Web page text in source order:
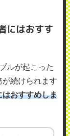
にはおすす
ルが起こった
続けられます
おすすめしま